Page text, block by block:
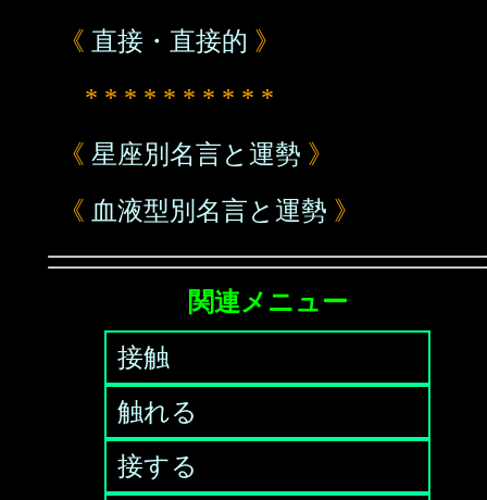
《 直接・直接的 》
* * * * * * * * * *
《 星座別名言と運勢 》
《 血液型別名言と運勢 》
関連メニュー
接触
触れる
接する